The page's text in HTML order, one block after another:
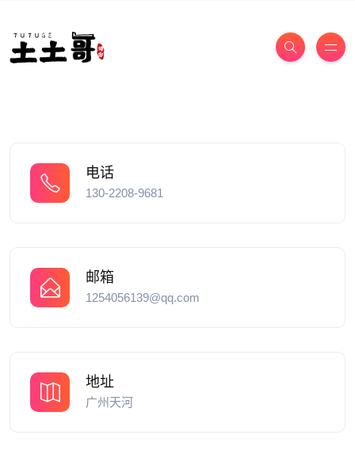
电话
130-2208-9681
邮箱
1254056139@qq.com
地址
广州天河